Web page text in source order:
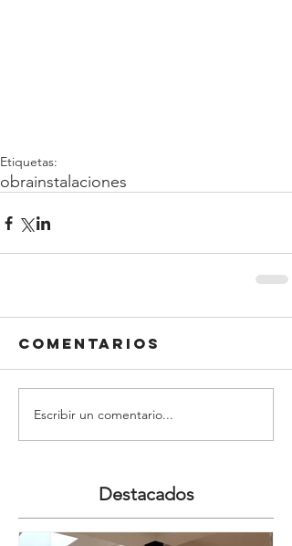
Etiquetas:
obrainstalaciones
Comentarios
Escribir un comentario...
Destacados